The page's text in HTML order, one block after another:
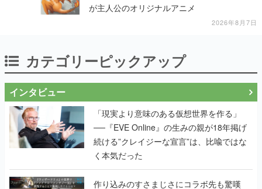
が主人公のオリジナルアニメ
2026年8月7日
カテゴリーピックアップ
インタビュー
「現実より意味のある仮想世界を作る」
──『EVE Online』の生みの親が18年掲げ
続ける”クレイジーな宣言”は、比喩ではな
く本気だった
作り込みのすさまじさにコラボ先も驚嘆